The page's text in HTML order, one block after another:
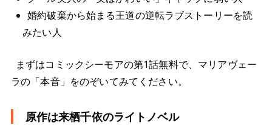
婚約破棄から始まる王道の逆転ラブストーリーを読
みたい人
まずはコミックシーモアの第1話無料で、マリアヴェー
ラの「本音」をのぞいてみてください。
原作は来栖千依のライトノベル